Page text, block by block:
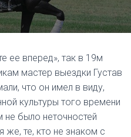
Ь
И
Ц
ее вперед», так в 19м
мастер выездки Густав
что он имел в виду,
культуры того времени
было неточностей
же, те, кто не знаком с